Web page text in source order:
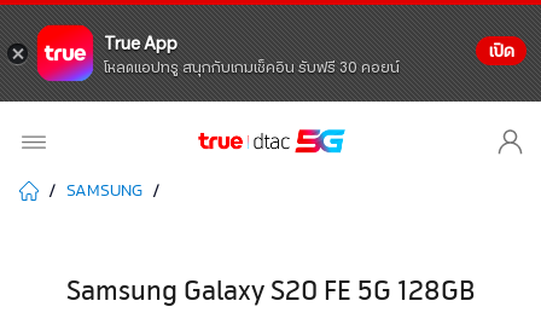
True App
โหลดแอปทรู สนุกกับเกมเช็คอิน รับฟรี 30 คอยน์
เปิด
SAMSUNG
Samsung Galaxy S20 FE 5G 128GB